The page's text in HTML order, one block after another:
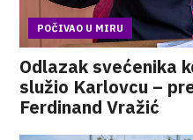
POČIVAO U MIRU
Odlazak svećenika
služio Karlovcu –
Ferdinand Vražić